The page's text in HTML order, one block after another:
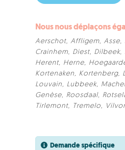
Nous nous déplaçons
Aerschot, Affligem, Asse,
Crainhem, Diest, Dilbeek,
Herent, Herne,
Kortenaken, Kortenberg,
Louvain, Lubbeek,
Genèse, Roosdaal,
Tirlemont, Tremelo,
Demande spécifique